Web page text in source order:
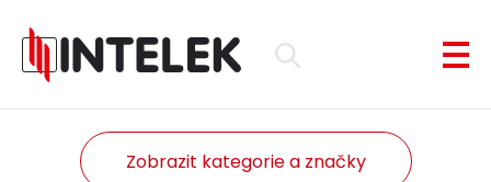
Zobrazit kategorie a značky